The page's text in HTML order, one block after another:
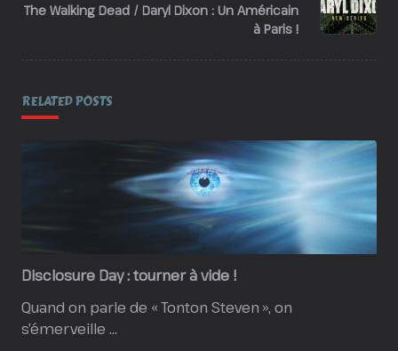
reader-
The Walking Dead / Daryl Dixon : Un Américain
à Paris !
RELATED POSTS
Disclosure Day : tourner à vide !
Quand on parle de « Tonton Steven », on
s’émerveille ...